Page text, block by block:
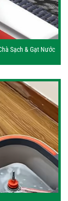
Sạch & Gạt Nước